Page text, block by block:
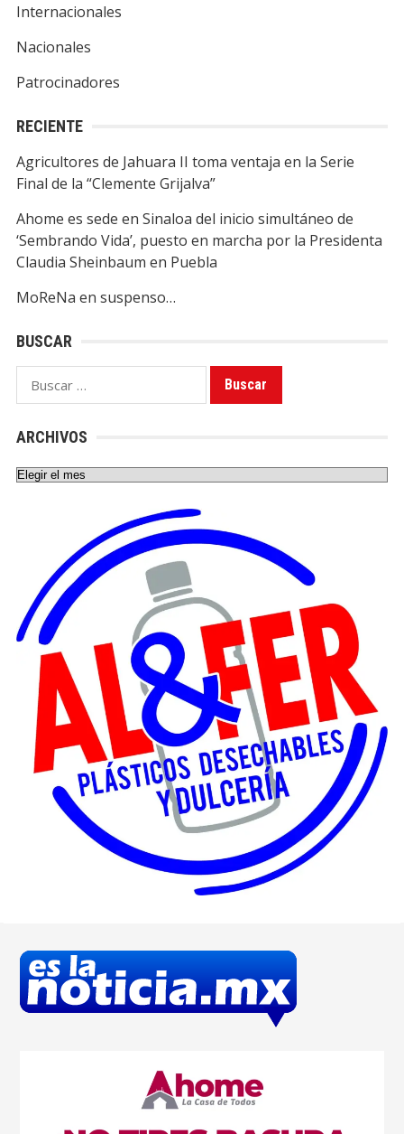
Internacionales
Nacionales
Patrocinadores
RECIENTE
Agricultores de Jahuara II toma ventaja en la Serie
Final de la “Clemente Grijalva”
Ahome es sede en Sinaloa del inicio simultáneo de
‘Sembrando Vida’, puesto en marcha por la Presidenta
Claudia Sheinbaum en Puebla
MoReNa en suspenso…
BUSCAR
Buscar:
ARCHIVOS
Archivos